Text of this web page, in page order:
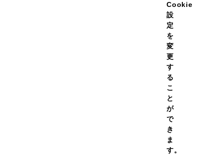
イス」というアンチ・ドーピング認証プログラムを取得しています。
栄養価
Cookie
設
定
を
変
更
す
る
こ
と
が
で
き
ま
す。